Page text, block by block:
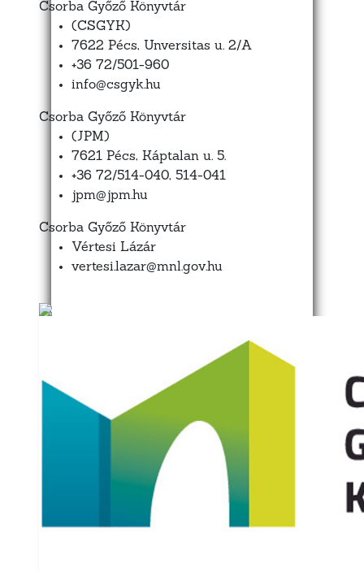
Csorba Győző Könyvtár
(CSGYK)
7622 Pécs, Unversitas u. 2/A
+36 72/501-960
info@csgyk.hu
Csorba Győző Könyvtár
(JPM)
7621 Pécs, Káptalan u. 5.
+36 72/514-040, 514-041
jpm@jpm.hu
Csorba Győző Könyvtár
Vértesi Lázár
vertesi.lazar@mnl.gov.hu